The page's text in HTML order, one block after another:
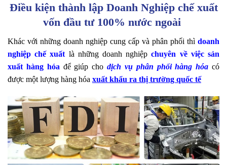
Điều kiện thành lập Doanh Nghiệp chế xuất
vốn đầu tư 100% nước ngoài
Khác với những doanh nghiệp cung cấp và phân phối thì doanh
nghiệp chế xuất là những doanh nghiệpchuyên về việc sản
xuất hàng hóa để giúp chodịch vụ phân phối hàng hóa có
được một lượng hàng hóa xuất khẩu ra thị trường quốc tế